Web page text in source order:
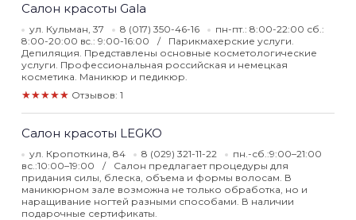
Салон красоты Gala
ул. Кульман, 37 8 (017) 350-46-16
пн-пт.: 8:00-22:00 сб.:
8:00-20:00 вc.: 9:00-16:00
Парикмахерские услуги.
Депиляция. Представлены основные косметологические
услуги. Профессиональная российская и немецкая
косметика. Маникюр и педикюр.
★★★★★ Отзывов: 1
Салон красоты LEGKO
ул. Кропоткина, 84 8 (029) 321-11-22
пн.-сб.:9:00–21:00
вс.:10:00–19:00
Салон предлагает процедуры для
придания силы, блеска, объема и формы волосам. В
маникюрном зале возможна не только обработка, но и
наращивание ногтей разными способами. В наличии
подарочные сертификаты.